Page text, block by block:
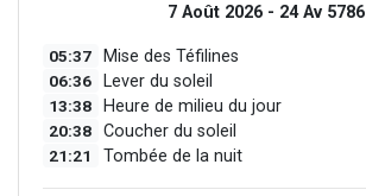
7 Août 2026 - 24 Av 5786
05:37 Mise des Téfilines
06:36 Lever du soleil
13:38 Heure de milieu du jour
20:38 Coucher du soleil
21:21 Tombée de la nuit